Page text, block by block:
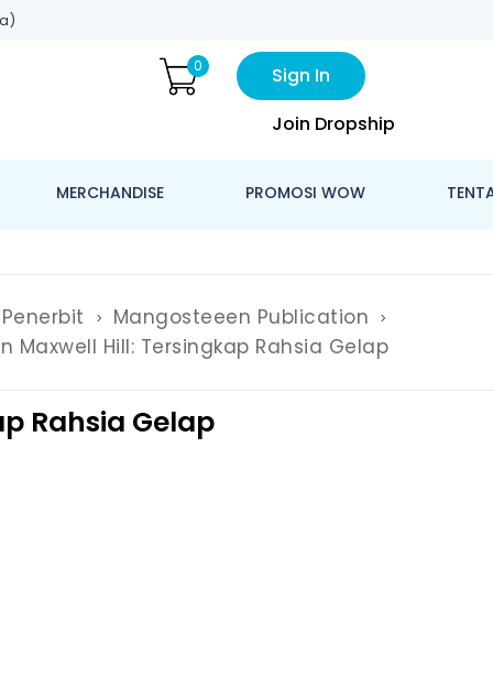
0
Sign In
Join Dropship
MERCHANDISE PROMOSI WOW
Penerbit
Mangosteeen Publication
Maxwell Hill: Tersingkap Rahsia Gelap
Rahsia Gelap